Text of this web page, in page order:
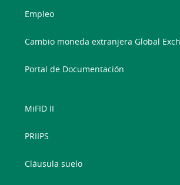
Empleo
Cambio moneda extranjera Global
Portal de Documentación
MiFID II
PRIIPS
Cláusula suelo